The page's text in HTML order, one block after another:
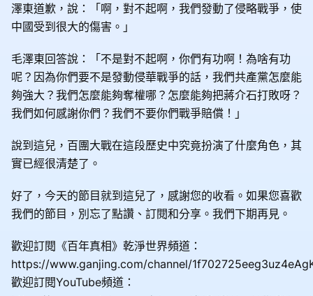
澤東道歉，說：「啊，對不起啊，我們發動了侵略戰爭，使
中國受到很大的傷害。」
毛澤東回答說：「不是對不起啊，你們有功啊！為啥有功
呢？因為你們要不是發動侵華戰爭的話，我們共產黨怎麼能
夠強大？我們怎麼能夠奪權哪？怎麼能夠把蔣介石打敗呀？
我們如何感謝你們？我們不要你們戰爭賠償！」
說到這兒，百團大戰在這段歷史中究竟扮演了什麼角色，其
實已經很清楚了。
好了，今天的節目就到這兒了，感謝您的收看。如果您喜歡
我們的節目，別忘了點讚、訂閱和分享。我們下期再見。
歡迎訂閱《百年真相》乾淨世界頻道：
https://www.ganjing.com/channel/
歡迎訂閱YouTube頻道：